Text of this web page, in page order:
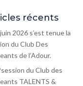
récents
2026 s’est tenue la
du Club Des
de l’Adour.
du Club des
TALENTS &